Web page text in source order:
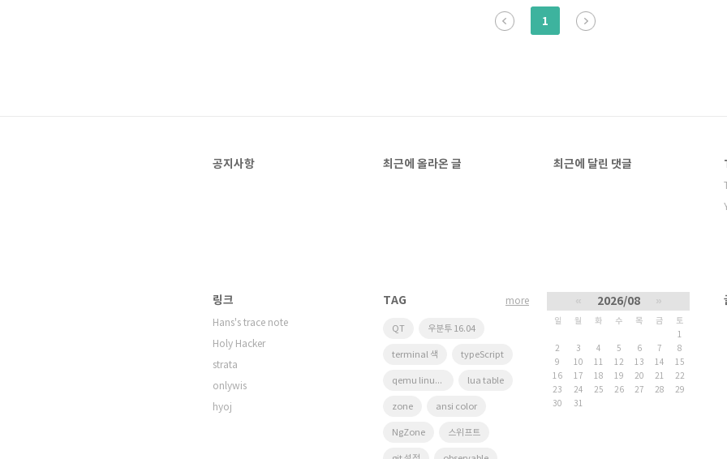
그 부분을 클릭해서 [Other] 를 눌러줍니다. 그러면 이제 뜨..
1
공지사항 최근에 올라온 글 최근에 달린 댓글
링크
Hans's trace note
Holy Hacker
strata
onlywis
hyoj
TAG
QT 우분투 16.04
terminal 색 typeScript
qemu linux arm lua table
zone ansi color
NgZone 스위프트
more 2026/08
일 월 화 수 목 금
토
1
2
3 4 5 6 7
8
9
10 11 12 13 14
15
16
17 18 19 20 21
22
23
24 25 26 27 28
29
30
31